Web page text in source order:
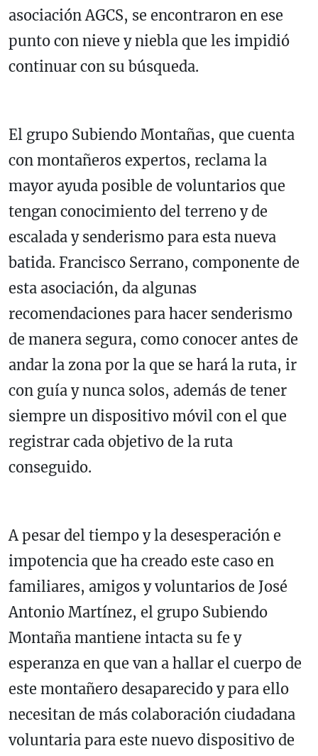
asociación AGCS, se encontraron en ese
punto con nieve y niebla que les impidió
continuar con su búsqueda.
El grupo Subiendo Montañas, que cuenta
con montañeros expertos, reclama la
mayor ayuda posible de voluntarios que
tengan conocimiento del terreno y de
escalada y senderismo para esta nueva
batida. Francisco Serrano, componente de
esta asociación, da algunas
recomendaciones para hacer senderismo
de manera segura, como conocer antes de
andar la zona por la que se hará la ruta, ir
con guía y nunca solos, además de tener
siempre un dispositivo móvil con el que
registrar cada objetivo de la ruta
conseguido.
A pesar del tiempo y la desesperación e
impotencia que ha creado este caso en
familiares, amigos y voluntarios de José
Antonio Martínez, el grupo Subiendo
Montaña mantiene intacta su fe y
esperanza en que van a hallar el cuerpo de
este montañero desaparecido y para ello
necesitan de más colaboración ciudadana
voluntaria para este nuevo dispositivo de